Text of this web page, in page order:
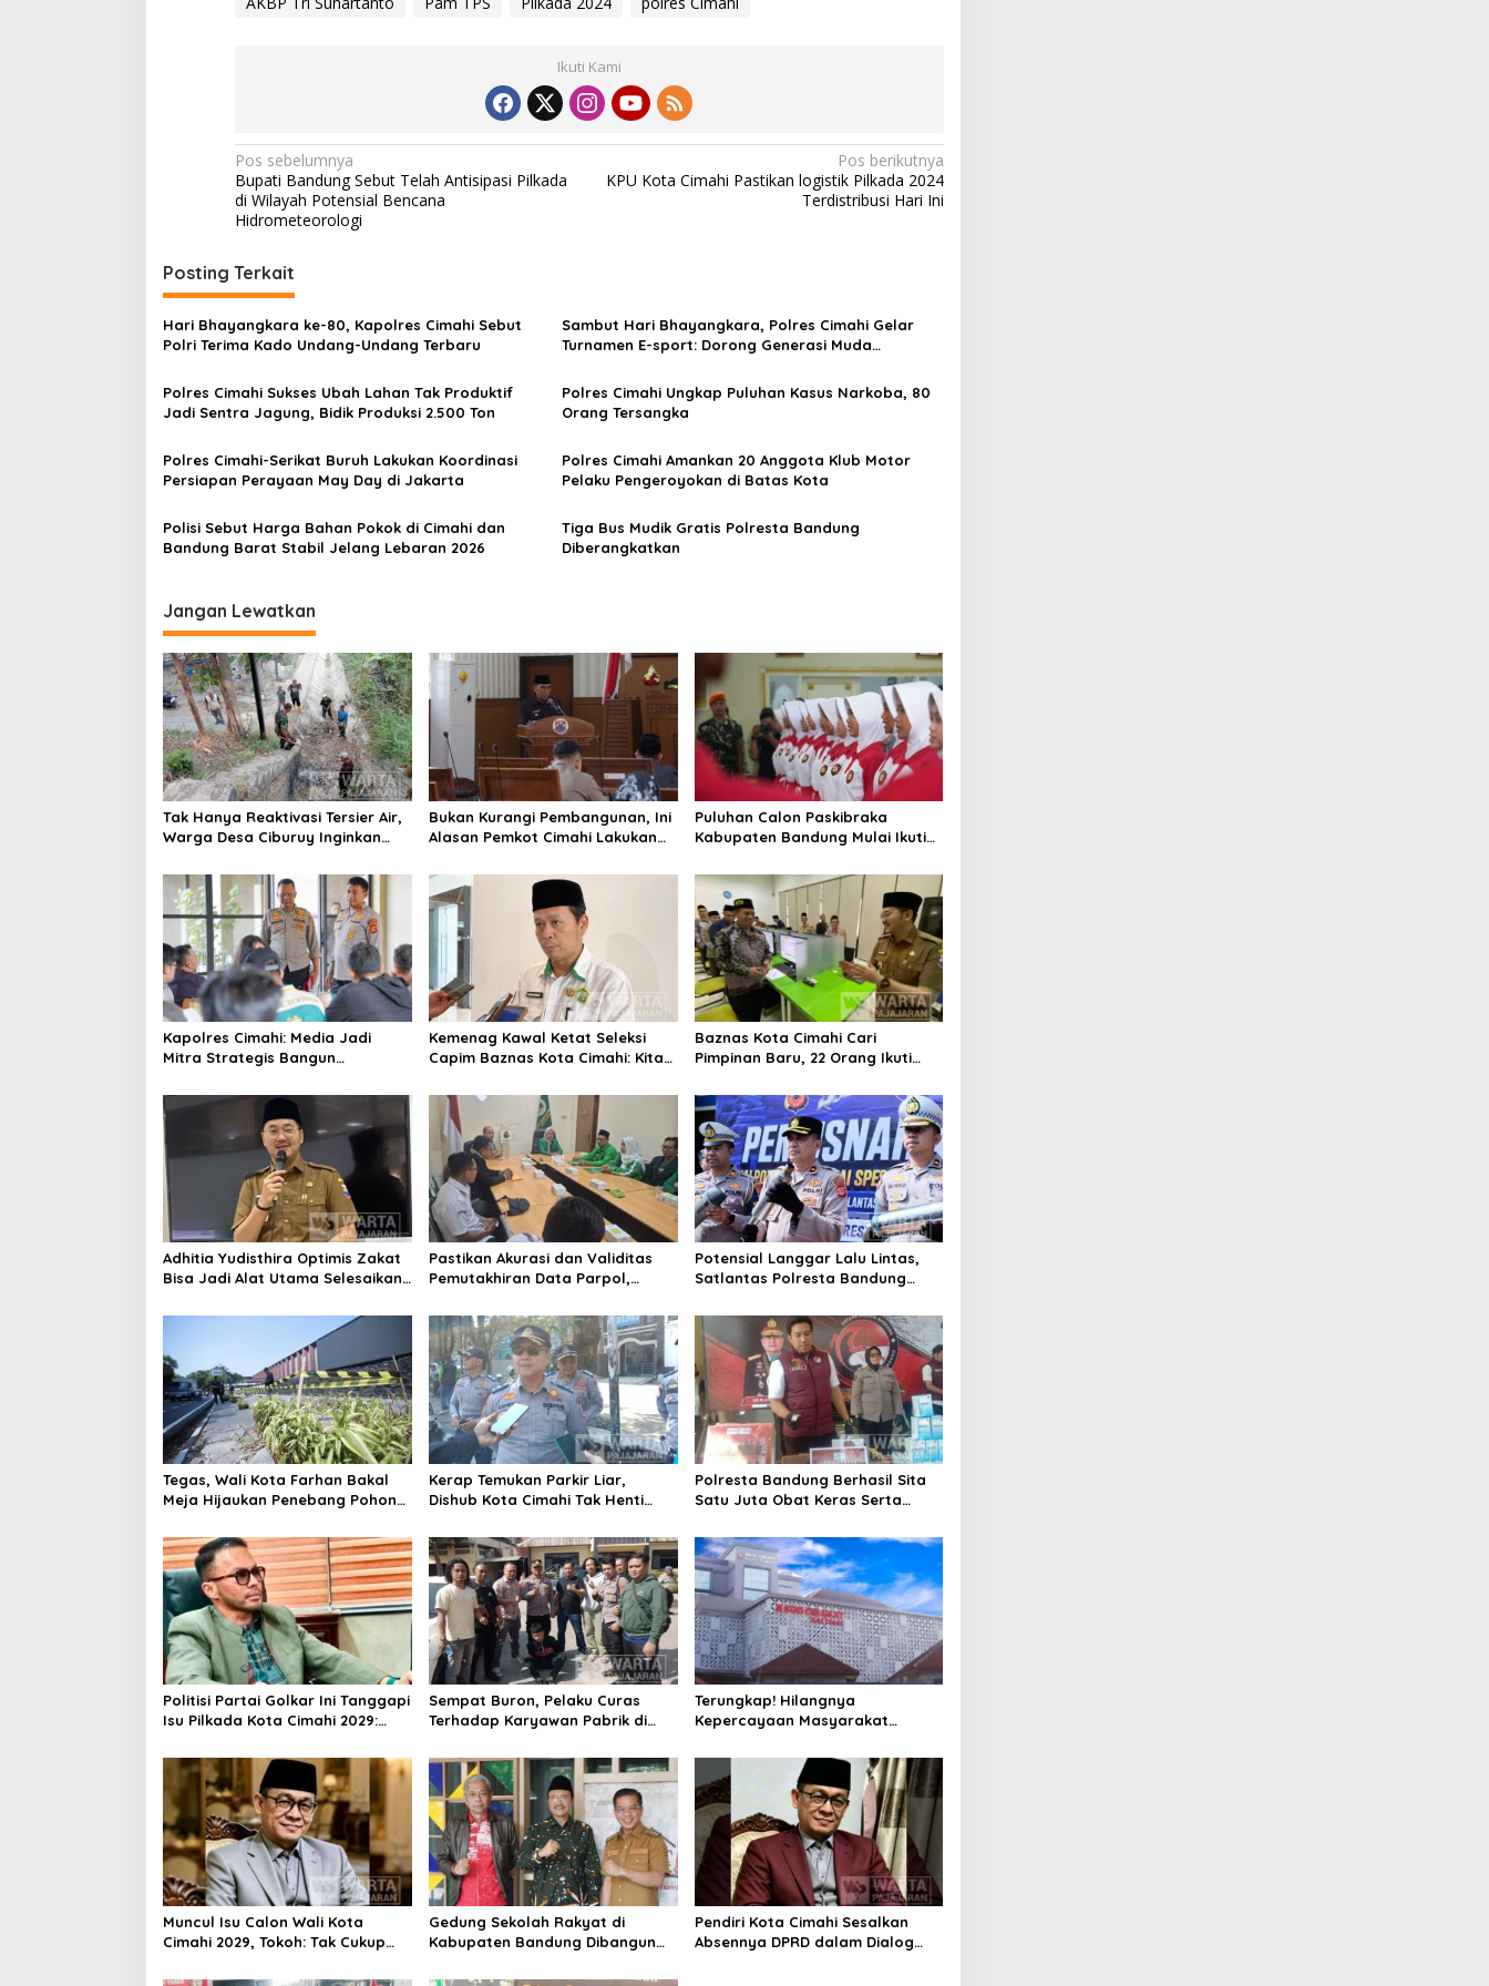
Ikuti Kami
N
a
v
i
g
a
s
i
p
o
s
Pos sebelumnya
Bupati Bandung Sebut Telah Antisipasi Pilkada
di Wilayah Potensial Bencana
Hidrometeorologi
Pos berikutnya
KPU Kota Cimahi Pastikan logistik Pilkada 2024
Terdistribusi Hari Ini
Posting Terkait
Hari Bhayangkara ke-80, Kapolres Cimahi Sebut
Polri Terima Kado Undang-Undang Terbaru
Sambut Hari Bhayangkara, Polres Cimahi Gelar
Turnamen E-sport: Dorong Generasi Muda
Polres Cimahi Sukses Ubah Lahan Tak Produktif
Jadi Sentra Jagung, Bidik Produksi 2.500 Ton
Polres Cimahi Ungkap Puluhan Kasus Narkoba, 80
Orang Tersangka
Polres Cimahi-Serikat Buruh Lakukan Koordinasi
Persiapan Perayaan May Day di Jakarta
Polres Cimahi Amankan 20 Anggota Klub Motor
Pelaku Pengeroyokan di Batas Kota
Polisi Sebut Harga Bahan Pokok di Cimahi dan
Bandung Barat Stabil Jelang Lebaran 2026
Tiga Bus Mudik Gratis Polresta Bandung
Diberangkatkan
Jangan Lewatkan
Tak Hanya Reaktivasi Tersier Air,
Warga Desa Ciburuy Inginkan
Bukan Kurangi Pembangunan, Ini
Alasan Pemkot Cimahi Lakukan
Puluhan Calon Paskibraka
Kabupaten Bandung Mulai Ikuti
Kapolres Cimahi: Media Jadi
Mitra Strategis Bangun
Kemenag Kawal Ketat Seleksi
Capim Baznas Kota Cimahi: Kita
Berintegritas
Baznas Kota Cimahi Cari
Pimpinan Baru, 22 Orang Ikuti
Adhitia Yudisthira Optimis Zakat
Bisa Jadi Alat Utama Selesaikan
Pastikan Akurasi dan Validitas
Pemutakhiran Data Parpol,
Pengawasan
Potensial Langgar Lalu Lintas,
Satlantas Polresta Bandung
Brong
Tegas, Wali Kota Farhan Bakal
Meja Hijaukan Penebang Pohon
Kerap Temukan Parkir Liar,
Dishub Kota Cimahi Tak Henti
Polresta Bandung Berhasil Sita
Satu Juta Obat Keras Serta
Politisi Partai Golkar Ini Tanggapi
Isu Pilkada Kota Cimahi 2029:
Sempat Buron, Pelaku Curas
Terhadap Karyawan Pabrik di
Polisi
Terungkap! Hilangnya
Kepercayaan Masyarakat
Rebranding RSUD Cibabat
Muncul Isu Calon Wali Kota
Cimahi 2029, Tokoh: Tak Cukup
Parpol
Gedung Sekolah Rakyat di
Kabupaten Bandung Dibangun
Ribu Siswa
Pendiri Kota Cimahi Sesalkan
Absennya DPRD dalam Dialog